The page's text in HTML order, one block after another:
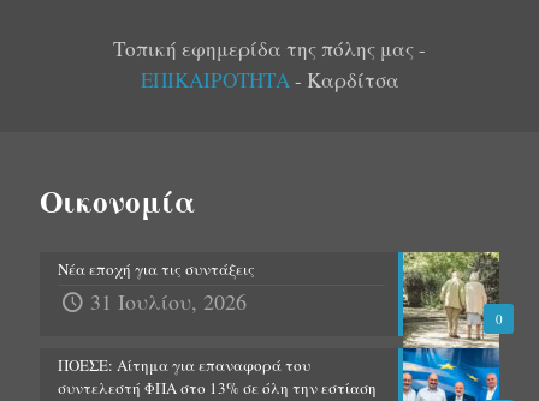
Τοπική εφημερίδα της πόλης μας -
ΕΠΙΚΑΙΡΟΤΗΤΑ- Καρδίτσα
Οικονομία
0
Νέα εποχή για τις συντάξεις
31 Ιουλίου, 2026
ΠΟΕΣΕ: Αίτημα για επαναφορά του
συντελεστή ΦΠΑ στο 13% σε όλη την εστίαση